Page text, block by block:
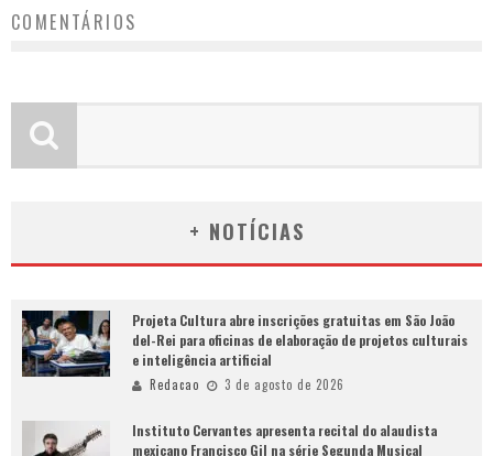
COMENTÁRIOS
+ NOTÍCIAS
Projeta Cultura abre inscrições gratuitas em São João
del-Rei para oficinas de elaboração de projetos culturais
e inteligência artificial
Redacao 3 de agosto de 2026
Instituto Cervantes apresenta recital do alaudista
mexicano Francisco Gil na série Segunda Musical